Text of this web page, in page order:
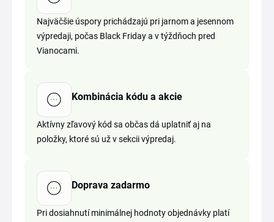
Najväčšie úspory prichádzajú pri jarnom a jesennom
výpredaji, počas Black Friday a v týždňoch pred
Vianocami.
Kombinácia kódu a akcie
Aktívny zľavový kód sa občas dá uplatniť aj na
položky, ktoré sú už v sekcii výpredaj.
Doprava zadarmo
Pri dosiahnutí minimálnej hodnoty objednávky platí